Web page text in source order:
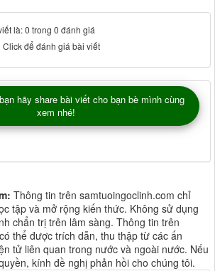
là: 0 trong 0 đánh giá
Click để đánh giá bài viết
hãy share bài viết cho bạn bè mình cùng
xem nhé!
Thông tin trên samtuoingoclinh.com chỉ
tập và mở rộng kiến thức. Không sử dụng
chẩn trị trên lâm sàng. Thông tin trên
thể được trích dẫn, thu thập từ các ấn
tử liên quan trong nước và ngoài nước. Nếu
kính đề nghị phản hồi cho chúng tôi.